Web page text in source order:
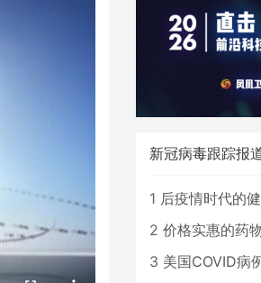
新冠病毒跟踪报
1 后疫情时代的
2 价格实惠的药物
3 美国COVID病例